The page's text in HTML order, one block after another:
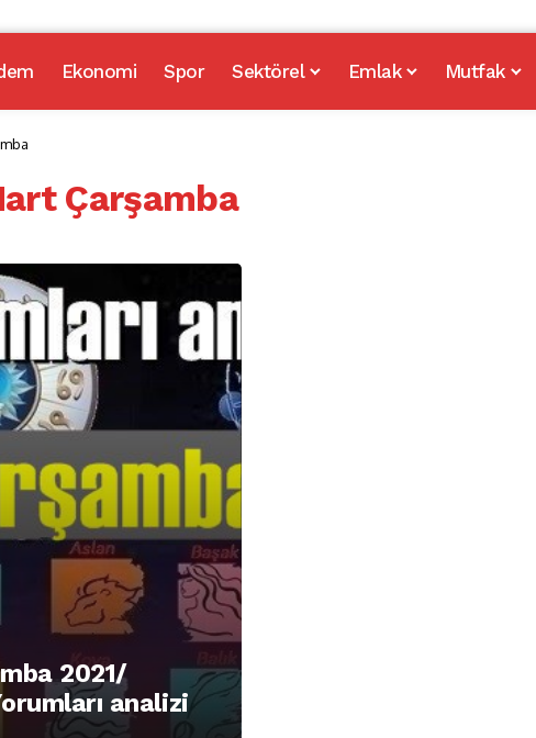
Ekonomi Spor Sektörel Emlak Mutfak
Çarşamba
2021/
analizi